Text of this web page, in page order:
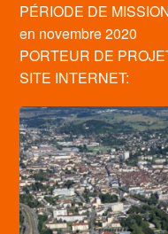
PÉRIODE DE
en novembre 2020
PORTEUR DE
SITE INTERNET: